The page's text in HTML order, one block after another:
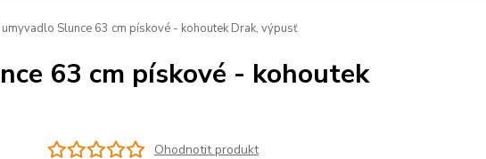
Slunce 63 cm pískové - kohoutek Drak, výpusť
63 cm pískové - kohoutek
Ohodnotit produkt